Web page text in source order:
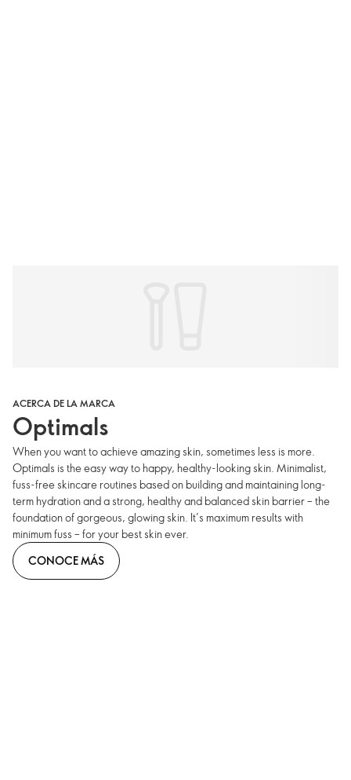
ACERCA DE LA MARCA
Optimals
When you want to achieve amazing skin, sometimes less is more.
Optimals is the easy way to happy, healthy-looking skin. Minimalist,
fuss-free skincare routines based on building and maintaining long-
term hydration and a strong, healthy and balanced skin barrier – the
foundation of gorgeous, glowing skin. It’s maximum results with
minimum fuss – for your best skin ever.
CONOCE MÁS